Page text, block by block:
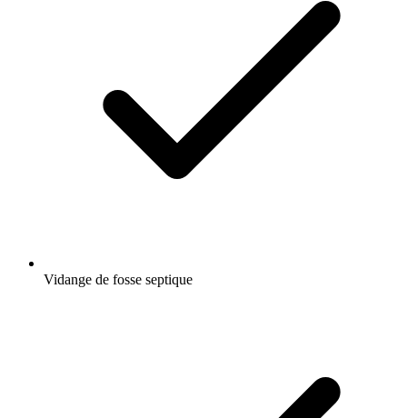
Vidange de fosse septique